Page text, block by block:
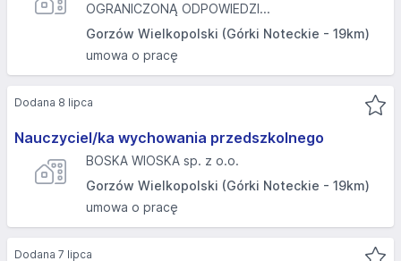
OGRANICZONĄ ODPOWIEDZI...
Gorzów Wielkopolski (Górki Noteckie - 19km)
umowa o pracę
Nauczyciel/ka wychowania przedszkolnego
BOSKA WIOSKA sp. z o.o.
Gorzów Wielkopolski (Górki Noteckie - 19km)
umowa o pracę
Dodana 8 lipca
Dodana 7 lipca